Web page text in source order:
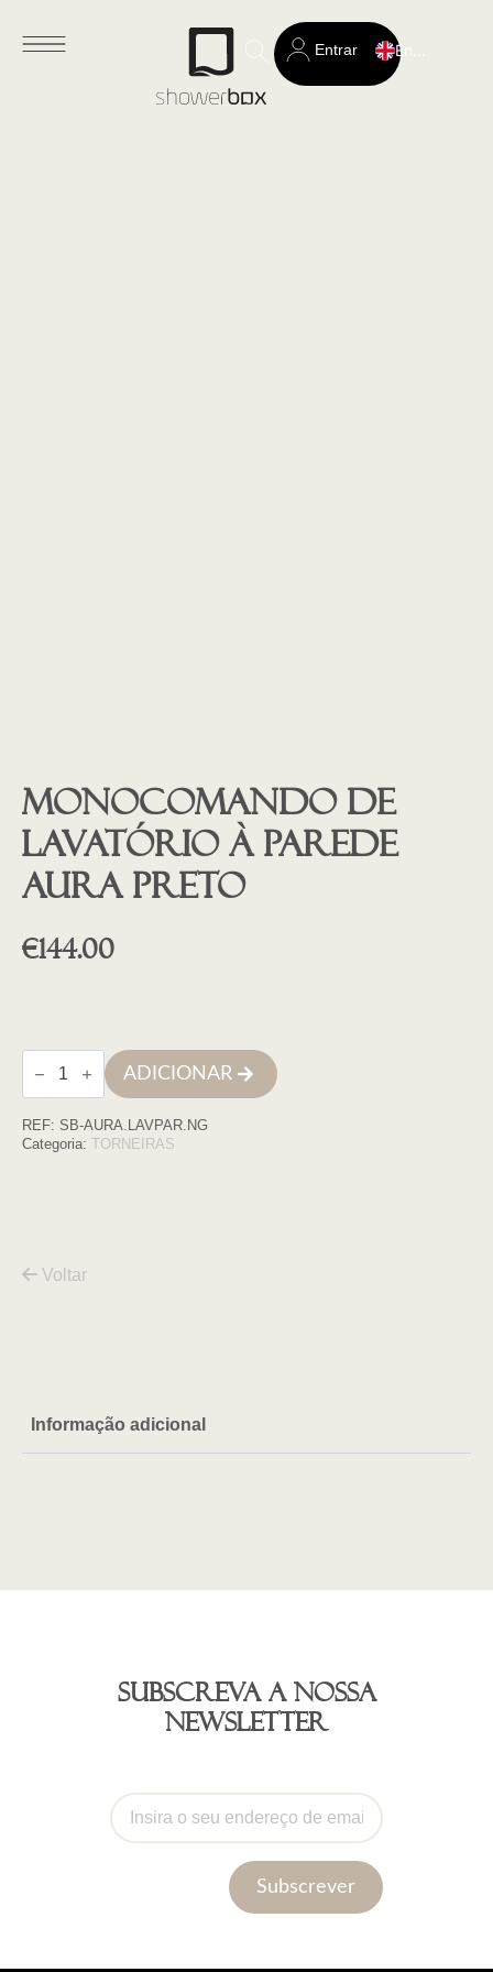
Search
for:
Entrar
Monocomando de
lavatório à parede
AURA preto
€144.00
Quantidade
de
Monocomando
lavatório
à
ADICIONAR
REF: SB-AURA.LAVPAR.NG
Categoria: TORNEIRAS
Voltar
Informação adicional
Subscreva a nossa
newsletter
Subscrever